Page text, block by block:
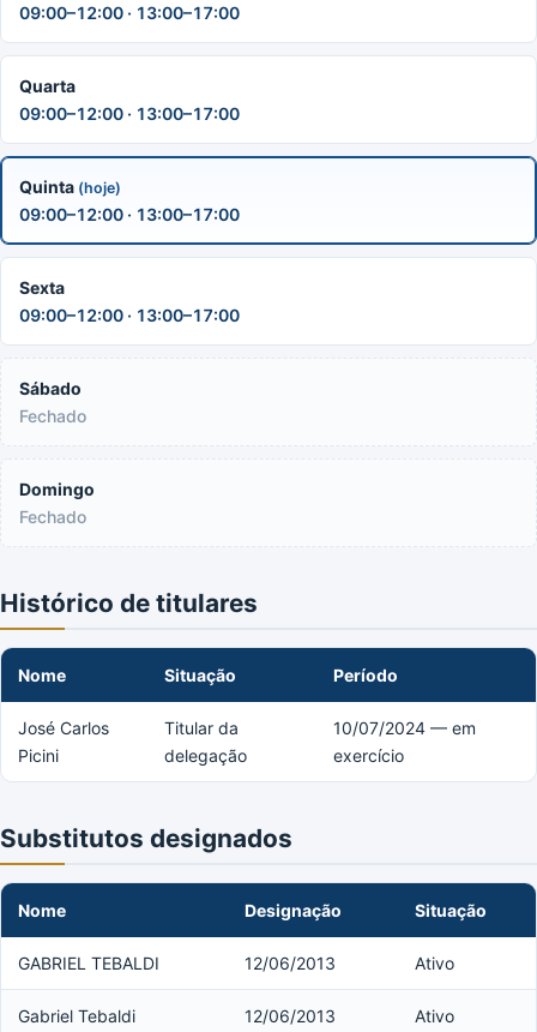
09:00–12:00 · 13:00–17:00
Quarta
09:00–12:00 · 13:00–17:00
Quinta (hoje)
09:00–12:00 · 13:00–17:00
Sexta
09:00–12:00 · 13:00–17:00
Sábado
Fechado
Domingo
Fechado
Histórico de titulares
Nome Situação Período
José Carlos
Picini
Titular da
delegação
10/07/2024 — em
exercício
Substitutos designados
Nome Designação Situação
GABRIEL TEBALDI 12/06/2013 Ativo
Gabriel Tebaldi 12/06/2013 Ativo